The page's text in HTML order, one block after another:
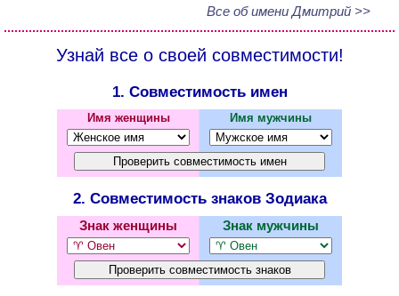
Все об имени Дмитрий >>
Узнай все о своей совместимости!
1. Совместимость имен
Имя женщины Имя мужчины
2. Совместимость знаков Зодиака
Знак женщины Знак мужчины